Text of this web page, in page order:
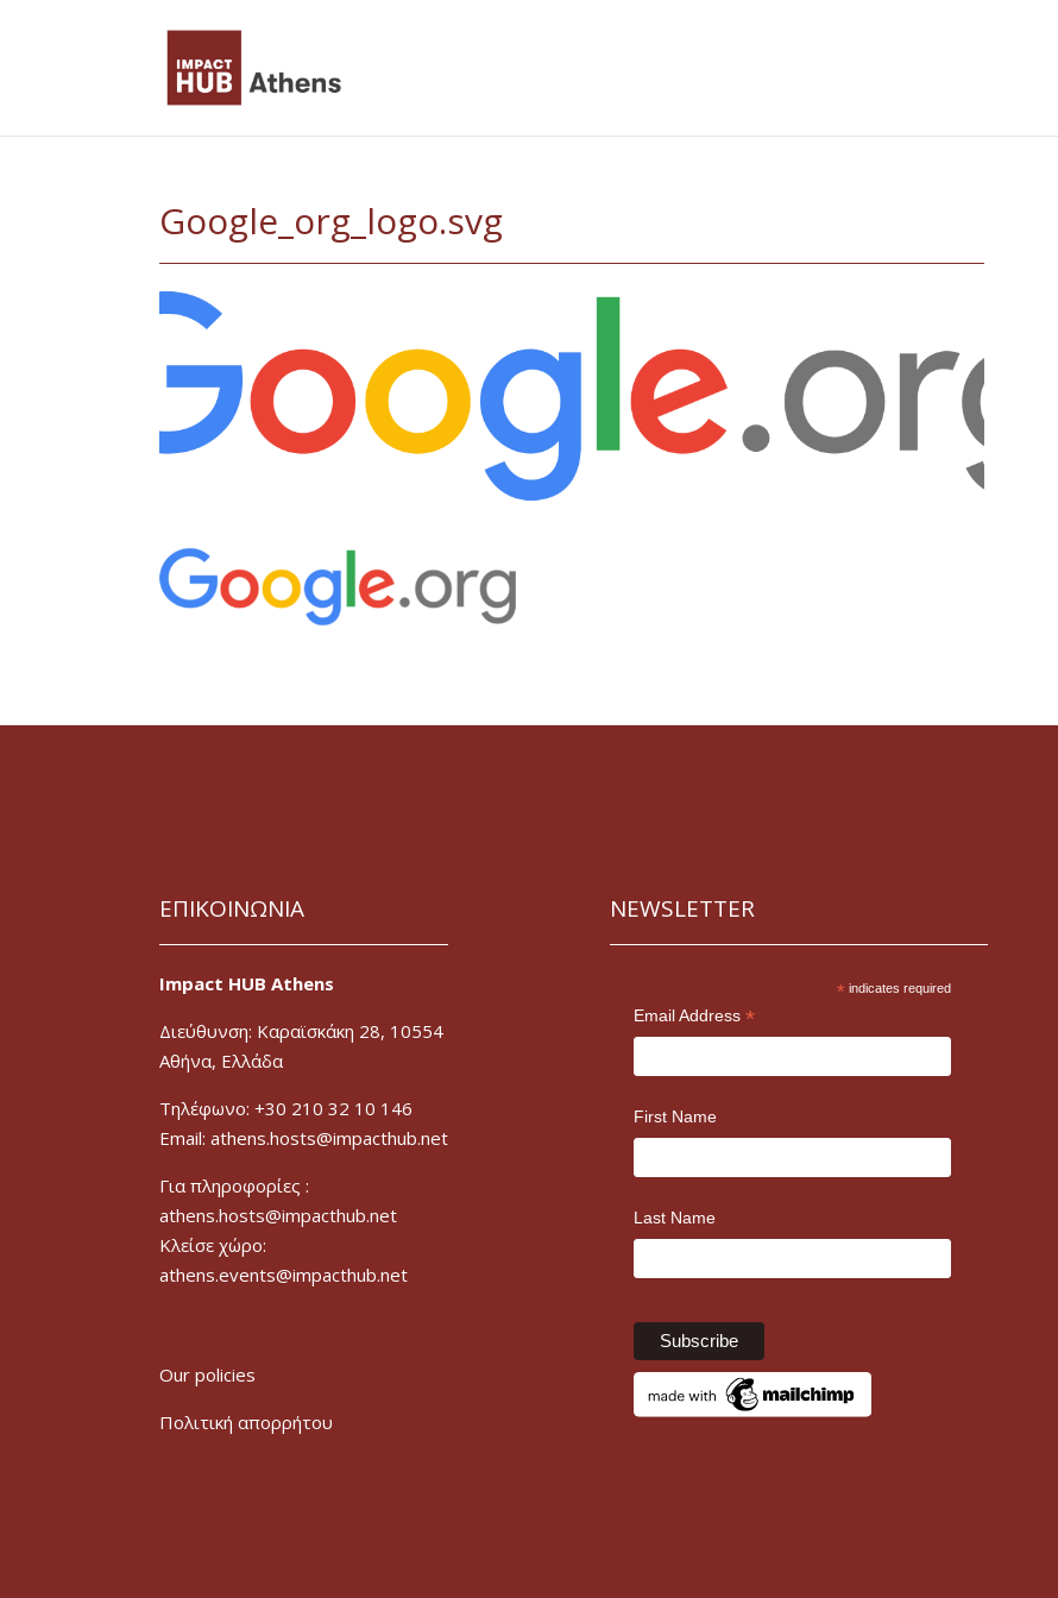
Google_org_logo.svg
ΕΠΙΚΟΙΝΩΝΙΑ
Impact HUB Athens
Διεύθυνση: Καραϊσκάκη 28, 10554
Αθήνα, Ελλάδα
Τηλέφωνο: +30 210 32 10 146
Email: athens.hosts@impacthub.net
Για πληροφορίες :
athens.hosts@impacthub.net
Κλείσε χώρο:
athens.events@impacthub.net
Our policies
Πολιτική απορρήτου
NEWSLETTER
* indicates required
Email Address *
First Name
Last Name